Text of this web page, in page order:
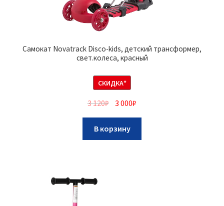
Самокат Novatrack Disco-kids, детский трансформер,
свет.колеса, красный
СКИДКА*
3 120₽ 3 000₽
В корзину